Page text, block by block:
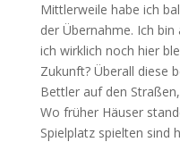
Mittlerweile habe ich
der Übernahme. Ich
ich wirklich noch hier
Zukunft? Überall diese
Bettler auf den
Wo früher Häuser
Spielplatz spielten sind